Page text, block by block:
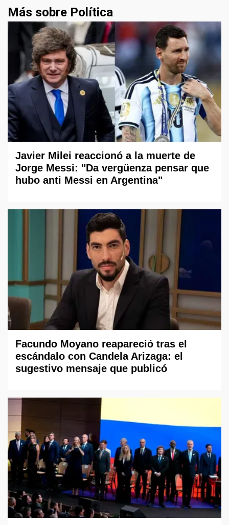
Más sobre Política
Javier Milei reaccionó a la muerte de
Jorge Messi: "Da vergüenza pensar que
hubo anti Messi en Argentina"
Facundo Moyano reapareció tras el
escándalo con Candela Arizaga: el
sugestivo mensaje que publicó